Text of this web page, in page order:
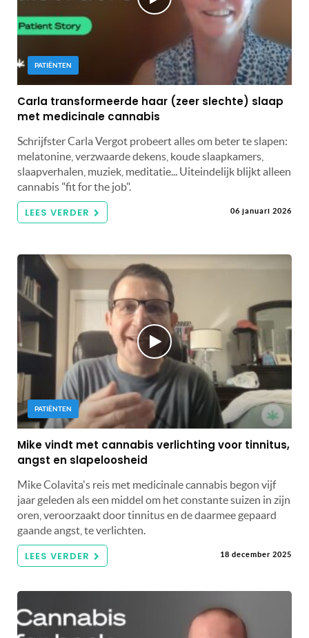
PATIËNTEN
Carla transformeerde haar (zeer slechte) slaap
met medicinale cannabis
Schrijfster Carla Vergot probeert alles om beter te slapen:
melatonine, verzwaarde dekens, koude slaapkamers,
slaapverhalen, muziek, meditatie... Uiteindelijk blijkt alleen
cannabis "fit for the job".
LEES VERDER 06 januari 2026
PATIËNTEN
Mike vindt met cannabis verlichting voor tinnitus,
angst en slapeloosheid
Mike Colavita's reis met medicinale cannabis begon vijf
jaar geleden als een middel om het constante suizen in zijn
oren, veroorzaakt door tinnitus en de daarmee gepaard
gaande angst, te verlichten.
LEES VERDER 18 december 2025